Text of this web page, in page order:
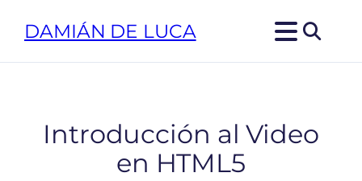
DAMIÁN DE LUCA
Introducción al Video
en HTML5